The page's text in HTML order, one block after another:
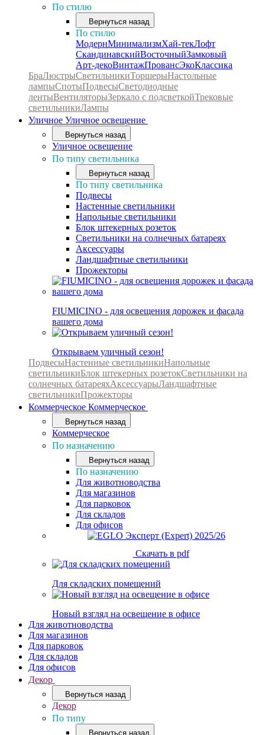
По стилю
Вернуться назад
По стилю
МодернМинимализмХай-текЛофт
СкандинавскийВосточныйЗамковый
Арт-декоВинтажПровансЭкоКлассика
БраЛюстрыСветильникиТоршерыНастольные
лампыСпотыПодвесыСветодиодные
лентыВентиляторыЗеркало с подсветкойТрековые
светильникиЛампы
Уличное Уличное освещение
Вернуться назад
Уличное освещение
По типу светильника
Вернуться назад
По типу светильника
Подвесы
Настенные светильники
Напольные светильники
Блок штекерных розеток
Светильники на солнечных батареях
Аксессуары
Ландшафтные светильники
Прожекторы
FIUMICINO - для освещения дорожек и фасада
вашего дома
Открываем уличный сезон!
ПодвесыНастенные светильникиНапольные
светильникиБлок штекерных розетокСветильники на
солнечных батареяхАксессуарыЛандшафтные
светильникиПрожекторы
Коммерческое Коммерческое
Вернуться назад
Коммерческое
По назначению
Вернуться назад
По назначению
Для животноводства
Для магазинов
Для парковок
Для складов
Для офисов
Скачать в pdf
Для складских помещений
Новый взгляд на освещение в офисе
Для животноводства
Для магазинов
Для парковок
Для складов
Для офисов
Декор
Вернуться назад
Декор
По типу
Вернуться назад